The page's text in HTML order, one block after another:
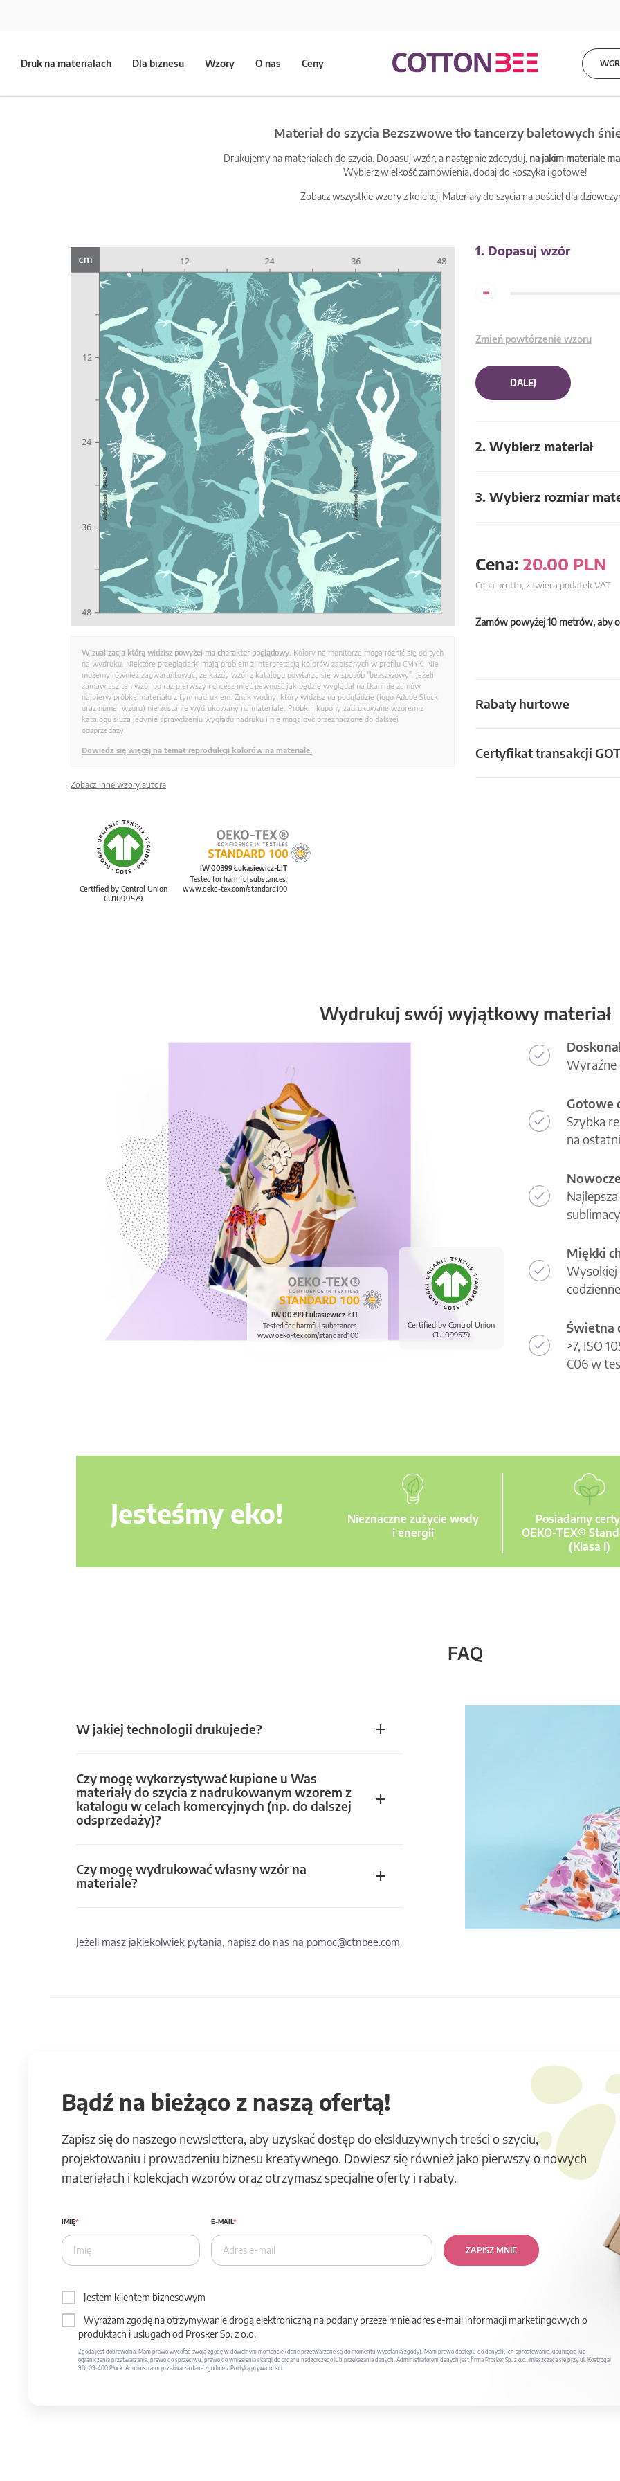
Druk na materiałach Dla biznesu Wzory O nas Ceny
Materiał do szycia Bezszwowe tło tancerzy baletowych
Drukujemy na materiałach do szycia. Dopasuj wzór, a następnie zdecyduj, na jakim materiale
Wybierz wielkość zamówienia, dodaj do koszyka i gotowe!
Zobacz wszystkie wzory z kolekcji Materiały do szycia na pościel dla
1. Dopasuj wzór
-
Zmień powtórzenie wzoru
DALEJ
2. Wybierz materiał
3. Wybierz rozmiar
Cena: 20.00 PLN
Cena brutto, zawiera podatek VAT
Zamów powyżej 10 metrów, aby
Rabaty hurtowe
Certyfikat transakcji
Wizualizacja którą widzisz powyżej ma charakter poglądowy. Kolory na monitorze mogą różnić się od tych
na wydruku. Niektóre przeglądarki mają problem z interpretacją kolorów zapisanych w profilu CMYK. Nie
możemy również zagwarantować, że każdy wzór z katalogu powtarza się w sposób "bezszwowy". Jeżeli
zamawiasz ten wzór po raz pierwszy i chcesz mieć pewność jak będzie wyglądał na tkaninie zamów
najpierw próbkę materiału z tym nadrukiem. Znak wodny, który widzisz na podglądzie (logo Adobe Stock
oraz numer wzoru) nie zostanie wydrukowany na materiale. Próbki i kupony zadrukowane wzorem z
katalogu służą jedynie sprawdzeniu wyglądu nadruku i nie mogą być przeznaczone do dalszej
odsprzedaży.
Dowiedz się więcej na temat reprodukcji kolorów na materiale.
Zobacz inne wzory autora
Certified by Control Union
CU1099579
IW 00399 Łukasiewicz-ŁIT
Tested for harmful substances.
www.oeko-tex.com/standard100
Wydrukuj swój wyjątkowy materiał
Certified by Control Union
CU1099579
IW 00399 Łukasiewicz-ŁIT
Tested for harmful substances.
www.oeko-tex.com/standard100
Wyraźne
Gotowe
Szybka
na
Miękki
Wysokiej
Świetna
>7, ISO
C06 w
Jesteśmy eko!
Nieznaczne zużycie wody
i energii
Posiadamy
OEKO-TEX®
(Klasa I)
FAQ
W jakiej technologii drukujecie?
Czy mogę wykorzystywać kupione u Was
materiały do szycia z nadrukowanym wzorem z
katalogu w celach komercyjnych (np. do dalszej
odsprzedaży)?
Czy mogę wydrukować własny wzór na
materiale?
Jeżeli masz jakiekolwiek pytania, napisz do nas na pomoc@ctnbee.com.
Bądź na bieżąco z naszą ofertą!
Zapisz się do naszego newslettera, aby uzyskać dostęp do ekskluzywnych treści o szyciu,
projektowaniu i prowadzeniu biznesu kreatywnego. Dowiesz się również jako pierwszy o nowych
materiałach i kolekcjach wzorów oraz otrzymasz specjalne oferty i rabaty.
IMIĘ E-MAIL
ZAPISZ MNIE
Jestem klientem biznesowym
Wyrażam zgodę na otrzymywanie drogą elektroniczną na podany przeze mnie adres e-mail informacji marketingowych o
produktach i usługach od Prosker Sp. z o.o.
Zgoda jest dobrowolna. Mam prawo wycofać swoją zgodę w dowolnym momencie (dane przetwarzane są do momentu wycofania zgody). Mam prawo dostępu do danych, ich sprostowania, usunięcia lub
ograniczenia przetwarzania, prawo do sprzeciwu, prawo do wniesienia skargi do organu nadzorczego lub przekazania danych. Administratorem danych jest firma Prosker Sp. z o.o., mieszcząca się przy ul. Kostrogaj
9D, 09-400 Płock. Administrator przetwarza dane zgodnie z Polityką prywatności.